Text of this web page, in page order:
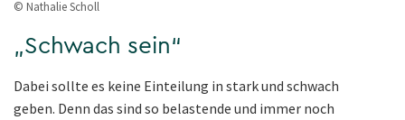
© Nathalie Scholl
„Schwach sein“
Dabei sollte es keine Einteilung in stark und schwach
geben. Denn das sind so belastende und immer noch